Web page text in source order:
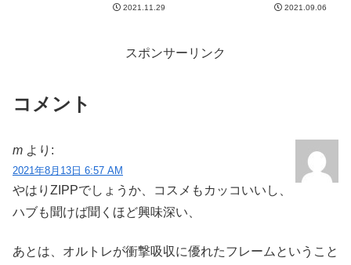
分なりに考えてやってるのです
を１段階広くしたいような？前傾
2021.11.29
まあ、ヒルクライム苦手なので登
側は、...
2021.09.06
スポンサーリンク
コメント
m より:
2021年8月13日 6:57 AM
やはりZIPPでしょうか、コスメもカッコいいし、
ハブも聞けば聞くほど興味深い、
あとは、オルトレが衝撃吸収に優れたフレームということ